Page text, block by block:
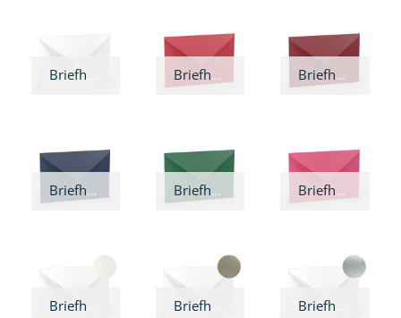
Briefhülle Rot Briefhülle Rosso
Briefhülle Jeans Briefhülle Tannengrün Briefhülle Pink